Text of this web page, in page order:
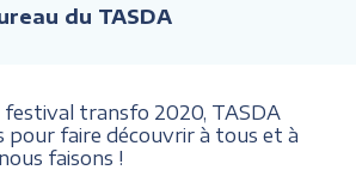
du TASDA
festival transfo 2020, TASDA
pour faire découvrir à tous et à
faisons !